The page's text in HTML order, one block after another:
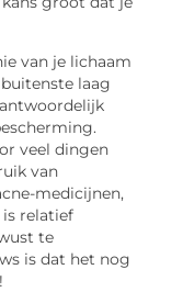
van je lichaam
laag
veel dingen
van
medicijnen,
is relatief
te
is dat het nog